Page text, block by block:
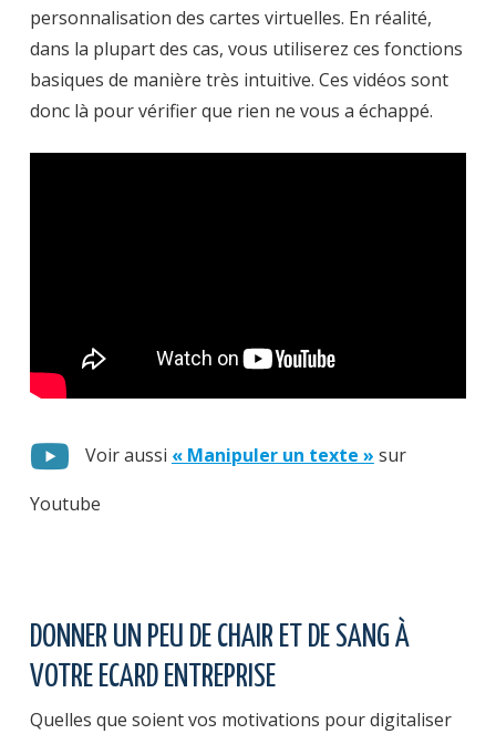
personnalisation des cartes virtuelles. En réalité,
dans la plupart des cas, vous utiliserez ces fonctions
basiques de manière très intuitive. Ces vidéos sont
donc là pour vérifier que rien ne vous a échappé.
Voir aussi « Manipuler un texte » sur
Youtube
DONNER UN PEU DE CHAIR ET DE SANG À
VOTRE ECARD ENTREPRISE
Quelles que soient vos motivations pour digitaliser